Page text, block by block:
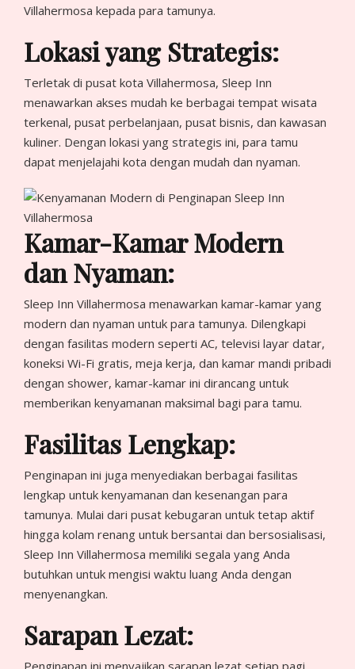
Villahermosa kepada para tamunya.
Lokasi yang Strategis:
Terletak di pusat kota Villahermosa, Sleep Inn
menawarkan akses mudah ke berbagai tempat wisata
terkenal, pusat perbelanjaan, pusat bisnis, dan kawasan
kuliner. Dengan lokasi yang strategis ini, para tamu
dapat menjelajahi kota dengan mudah dan nyaman.
Kamar-Kamar Modern
dan Nyaman:
Sleep Inn Villahermosa menawarkan kamar-kamar yang
modern dan nyaman untuk para tamunya. Dilengkapi
dengan fasilitas modern seperti AC, televisi layar datar,
koneksi Wi-Fi gratis, meja kerja, dan kamar mandi pribadi
dengan shower, kamar-kamar ini dirancang untuk
memberikan kenyamanan maksimal bagi para tamu.
Fasilitas Lengkap:
Penginapan ini juga menyediakan berbagai fasilitas
lengkap untuk kenyamanan dan kesenangan para
tamunya. Mulai dari pusat kebugaran untuk tetap aktif
hingga kolam renang untuk bersantai dan bersosialisasi,
Sleep Inn Villahermosa memiliki segala yang Anda
butuhkan untuk mengisi waktu luang Anda dengan
menyenangkan.
Sarapan Lezat:
Penginapan ini menyajikan sarapan lezat setiap pagi